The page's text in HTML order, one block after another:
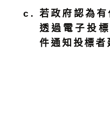
若政府認為
透過電子投
件通知投標者